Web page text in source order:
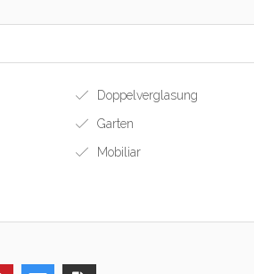
Doppelverglasung
Garten
Mobiliar